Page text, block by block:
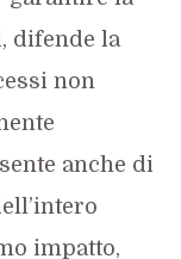
difende la
non
anche di
impatto,